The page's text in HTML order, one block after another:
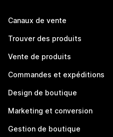
Canaux de vente
Trouver des produits
Vente de produits
Commandes et expéditions
Design de boutique
Marketing et conversion
Gestion de boutique